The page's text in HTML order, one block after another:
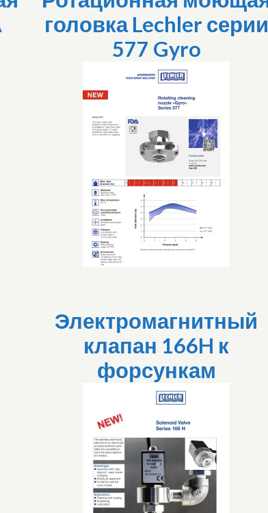
головка Lechler серии
577 Gyro
Электромагнитный
клапан 166H к
форсункам